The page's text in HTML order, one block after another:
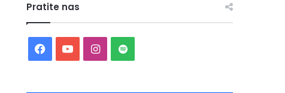
Pratite nas
Facebook
YouTubeInstagram
Spotify